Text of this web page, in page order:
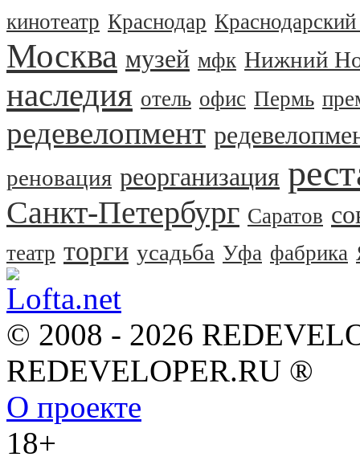
кинотеатр Краснодар
Москва музей мфк Нижний
наследия отель офис Пермь
редевелопмент
реновация реорганизация
Санкт-Петербург Саратов
театр торги усадьба Уфа фабрика
© 2008 - 2026
REDEVELOPER.RU ®
О проекте
18+